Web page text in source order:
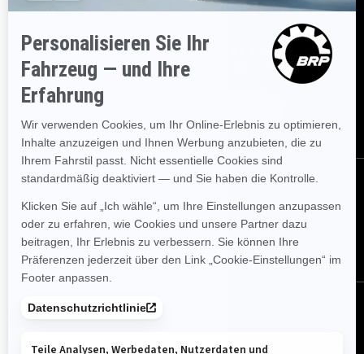
Bestellen
Melden Sie sich für unsere E-Mails an.
Erhalten Sie die
neuesten Nachrichten, Veranstaltungen und Angebote.
Folgen Sie uns